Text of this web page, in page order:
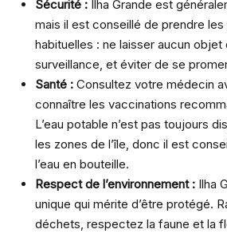
Sécurité : Ilha Grande est
mais il est conseillé de prendre
habituelles : ne laisser aucun objet
surveillance, et éviter de se
Santé : Consultez votre médecin
connaître les vaccinations
L’eau potable n’est pas toujours
les zones de l’île, donc il est
l’eau en bouteille.
Respect de l’environnement : Ilha
unique qui mérite d’être protégé.
déchets, respectez la faune et la